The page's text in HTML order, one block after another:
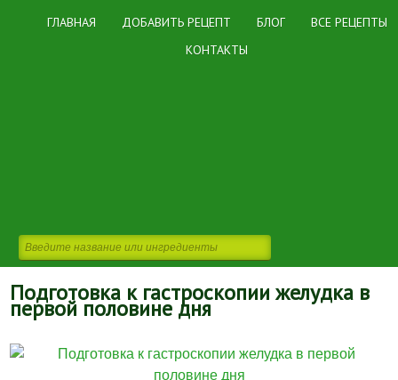
ГЛАВНАЯ ДОБАВИТЬ РЕЦЕПТ БЛОГ
ВСЕ РЕЦЕПТЫ
КОНТАКТЫ
Подготовка к гастроскопии желудка в
первой половине дня